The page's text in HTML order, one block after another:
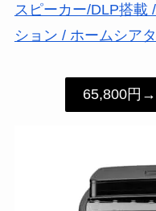
スピーカー/DLP搭載
ション / ホームシア
65,800円